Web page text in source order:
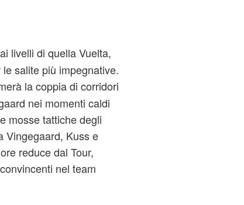
livelli di quella Vuelta,
salite più impegnative.
la coppia di corridori
nei momenti caldi
mosse tattiche degli
Vingegaard, Kuss e
reduce dal Tour,
nel team